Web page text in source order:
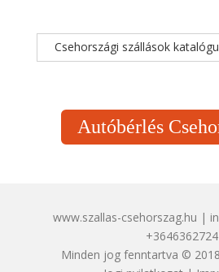
Csehországi szállások
Autóbérlés
www.szallas-csehorszag.hu |
+3646362724
Minden jog fenntartva ©